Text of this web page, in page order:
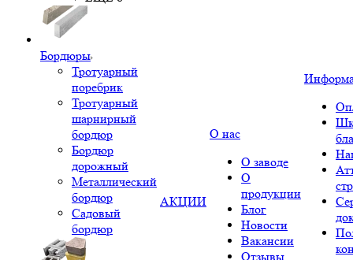
Бордюры
Тротуарный
поребрик
Тротуарный
шарнирный
бордюр
Бордюр
дорожный
Металлический
бордюр
Садовый
бордюр
АКЦИИ
О нас
О заводе
О
продукции
Блог
Новости
Вакансии
Отзывы